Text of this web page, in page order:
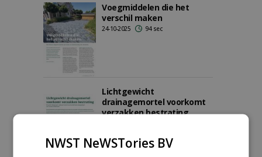
Voegmiddelen die het
verschil maken
24-10-2025 94 sec
Lichtgewicht
drainagemortel voorkomt
verzakken bestrating
NWST NeWSTories BV